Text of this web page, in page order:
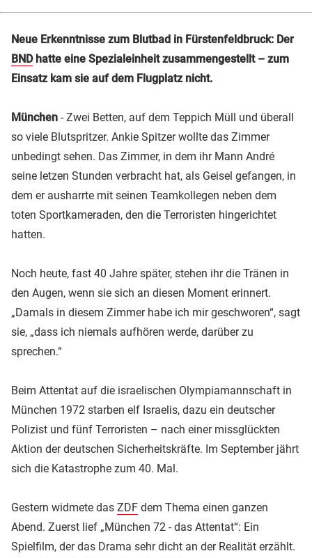
Neue Erkenntnisse zum Blutbad in Fürstenfeldbruck: Der
BNDhatte eine Spezialeinheit zusammengestellt – zum
Einsatz kam sie auf dem Flugplatz nicht.
München - Zwei Betten, auf dem Teppich Müll und überall
so viele Blutspritzer. Ankie Spitzer wollte das Zimmer
unbedingt sehen. Das Zimmer, in dem ihr Mann André
seine letzen Stunden verbracht hat, als Geisel gefangen, in
dem er ausharrte mit seinen Teamkollegen neben dem
toten Sportkameraden, den die Terroristen hingerichtet
hatten.
Noch heute, fast 40 Jahre später, stehen ihr die Tränen in
den Augen, wenn sie sich an diesen Moment erinnert.
„Damals in diesem Zimmer habe ich mir geschworen“, sagt
sie, „dass ich niemals aufhören werde, darüber zu
sprechen.“
Beim Attentat auf die israelischen Olympiamannschaft in
München 1972 starben elf Israelis, dazu ein deutscher
Polizist und fünf Terroristen – nach einer missglückten
Aktion der deutschen Sicherheitskräfte. Im September jährt
sich die Katastrophe zum 40. Mal.
Gestern widmete das ZDF dem Thema einen ganzen
Abend. Zuerst lief „München 72 - das Attentat“: Ein
Spielfilm, der das Drama sehr dicht an der Realität erzählt.